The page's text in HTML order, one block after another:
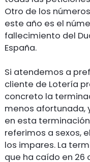
Otro de los
este año es el
fallecimiento del
España.
Si atendemos a
cliente de Lotería
concreto la
menos afortunada,
en esta
referimos a sexos,
los impares. La
que ha caído en 26